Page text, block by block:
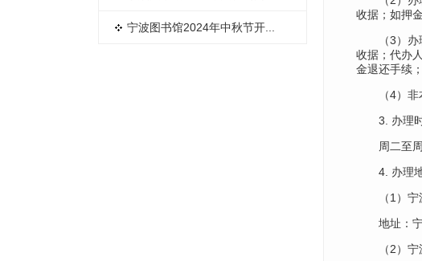
收据；如押
（3）
收据；代办
金退还手续；
（4）
3. 办理
周二至
4. 办理
（1）
地址：
（2）
宁波图书馆2024年中秋节开...